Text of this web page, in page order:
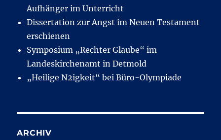
Aufhänger im Unterricht
Dissertation zur Angst im Neuen Testament
erschienen
Symposium „Rechter Glaube“ im
Landeskirchenamt in Detmold
„Heilige N2igkeit“ bei Büro-Olympiade
ARCHIV